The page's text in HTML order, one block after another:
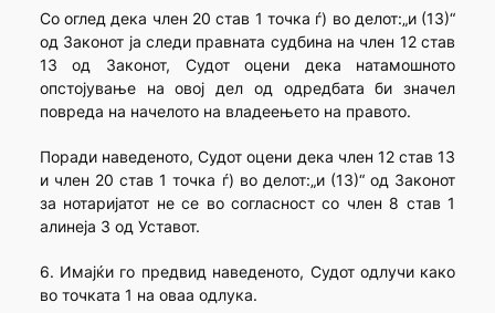
Со оглед дека член 20 став 1 точка ѓ) во делот:„и (13)“
од Законот ја следи правната судбина на член 12 став
13 од Законот, Судот оцени дека натамошното
опстојување на овој дел од одредбата би значел
повреда на начелото на владеењето на правото.
Поради наведеното, Судот оцени дека член 12 став 13
и член 20 став 1 точка ѓ) во делот:„и (13)“ од Законот
за нотаријатот не се во согласност со член 8 став 1
алинеја 3 од Уставот.
6. Имајќи го предвид наведеното, Судот одлучи како
во точката 1 на оваа одлука.